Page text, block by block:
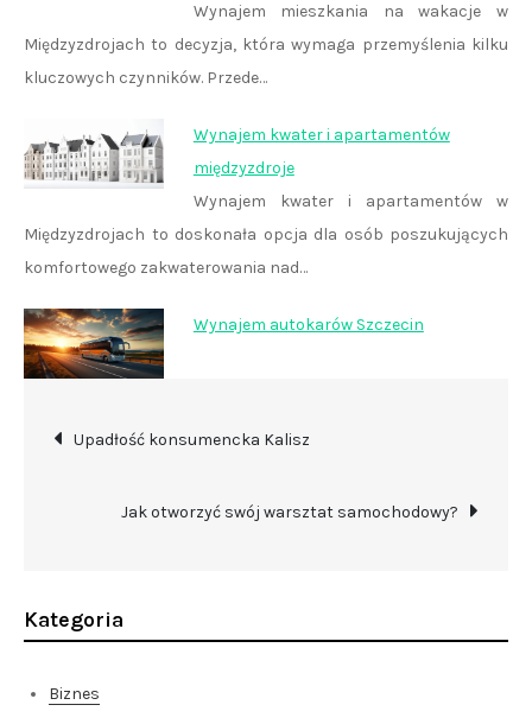
Wynajem mieszkania na wakacje w
Międzyzdrojach to decyzja, która wymaga przemyślenia kilku
kluczowych czynników. Przede…
Wynajem kwater i apartamentów
międzyzdroje
Wynajem kwater i apartamentów w
Międzyzdrojach to doskonała opcja dla osób poszukujących
komfortowego zakwaterowania nad…
Wynajem autokarów Szczecin
Nawigacja
wpisu
Upadłość konsumencka Kalisz
Jak otworzyć swój warsztat samochodowy?
Kategoria
Biznes